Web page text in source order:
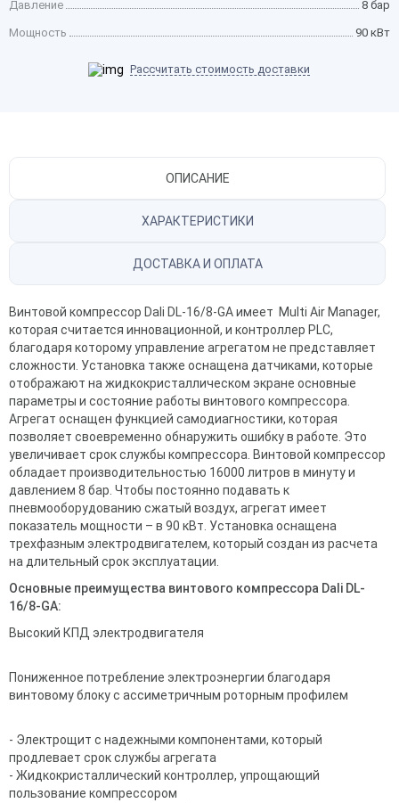
Давление 8 бар
Мощность 90 кВт
Рассчитать стоимость доставки
ОПИСАНИЕ
ХАРАКТЕРИСТИКИ
ДОСТАВКА И ОПЛАТА
Винтовой компрессор Dali DL-16/8-GA имеет Multi Air Manager,
которая считается инновационной, и контроллер РLC,
благодаря которому управление агрегатом не представляет
сложности. Установка также оснащена датчиками, которые
отображают на жидкокристаллическом экране основные
параметры и состояние работы винтового компрессора.
Агрегат оснащен функцией самодиагностики, которая
позволяет своевременно обнаружить ошибку в работе. Это
увеличивает срок службы компрессора. Винтовой компрессор
обладает производительностью 16000 литров в минуту и
давлением 8 бар. Чтобы постоянно подавать к
пневмооборудованию сжатый воздух, агрегат имеет
показатель мощности – в 90 кВт. Установка оснащена
трехфазным электродвигателем, который создан из расчета
на длительный срок эксплуатации.
Основные преимущества винтового компрессора Dali DL-
16/8-GA:
Высокий КПД электродвигателя
Пониженное потребление электроэнергии благодаря
винтовому блоку с ассиметричным роторным профилем
- Электрощит с надежными компонентами, который
продлевает срок службы агрегата
- Жидкокристаллический контроллер, упрощающий
пользование компрессором